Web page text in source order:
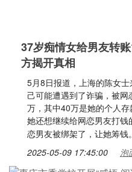
37岁痴情女给男友转
方揭开真相
5月8日报道，上海的陈女
己可能遭遇到了诈骗，被
万，其中40万是她的个人
她还想继续给网恋男友打
恋男友被绑架了，让她筹钱
2025-05-09 17:45:00 泡